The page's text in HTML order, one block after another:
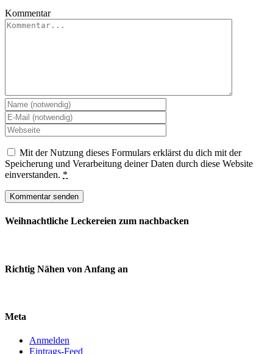
Kommentar
Mit der Nutzung dieses Formulars erklärst du dich mit der
Speicherung und Verarbeitung deiner Daten durch diese Website
einverstanden. *
Weihnachtliche Leckereien zum nachbacken
Richtig Nähen von Anfang an
Meta
Anmelden
Eintrags-Feed